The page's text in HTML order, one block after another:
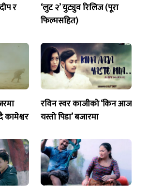
र
‘लुट २’ युट्युव रिलिज (पूरा
फिल्मसहित)
कामेश्वर
रविन स्वर काजीको ‘किन आज
यस्तो पिडा’ बजारमा